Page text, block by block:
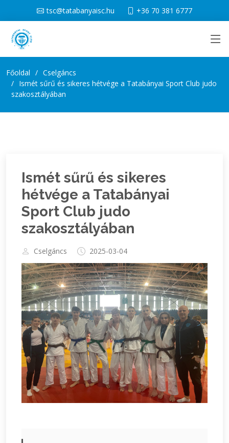
tsc@tatabanyaisc.hu +36 70 381 6777
Főoldal
Cselgáncs
Ismét sűrű és sikeres hétvége a Tatabányai Sport Club judo
szakosztályában
Ismét sűrű és sikeres
hétvége a Tatabányai
Sport Club judo
szakosztályában
Cselgáncs 2025-03-04